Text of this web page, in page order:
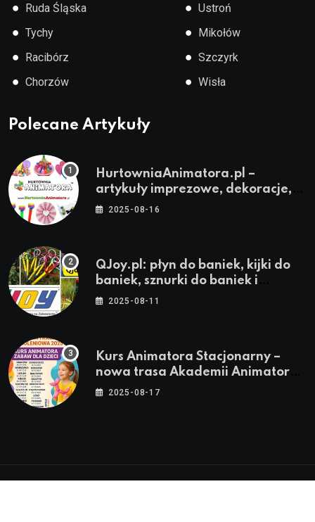
● Ruda Śląska
● Tychy
● Racibórz
● Chorzów
● Ustroń
● Mikołów
● Szczyrk
● Wisła
Polecane Artykuły
HurtowniaAnimatora.pl –
artykuły imprezowe, dekoracje,
stroje i akcesoria dla animatorów
2025-08-16
QJoy.pl: płyn do baniek, kijki do
baniek, sznurki do baniek i
zestawy do baniek
2025-08-11
Kurs Animatora Stacjonarny –
nowa trasa Akademii Animatora
– jesień 2025
2025-08-17